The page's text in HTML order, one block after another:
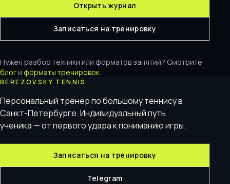
Открыть журнал
Записаться на тренировку
Нужен разбор техники или форматов занятий? Смотрите
блог и форматы тренировок.
BEREZOVSKY TENNIS
Персональный тренер по большому теннису в
Санкт-Петербурге. Индивидуальный путь
ученика — от первого удара к пониманию игры.
Записаться на тренировку
Telegram